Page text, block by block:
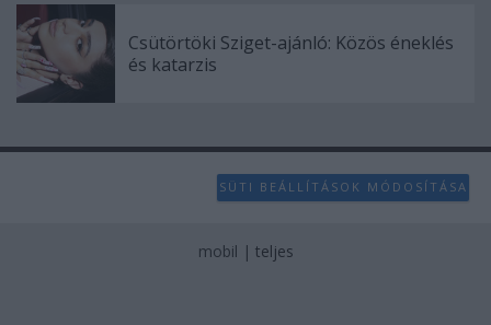
Csütörtöki Sziget-ajánló: Közös éneklés
és katarzis
SÜTI BEÁLLÍTÁSOK MÓDOSÍTÁSA
mobil | teljes